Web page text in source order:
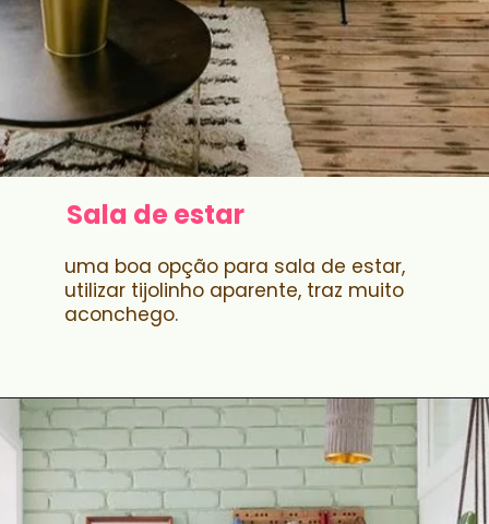
Sala de estar
uma boa opção para sala de estar,
utilizar tijolinho aparente, traz muito
aconchego.